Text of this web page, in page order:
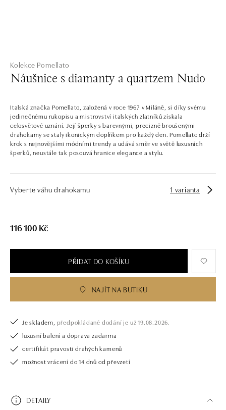
Kolekce Pomellato
Náušnice s diamanty a quartzem Nudo
Italská značka Pomellato, založená v roce 1967 v Miláně, si díky svému
jedinečnému rukopisu a mistrovství italských zlatníků získala
celosvětové uznání. Její šperky s barevnými, precizně broušenými
drahokamy se staly ikonickým doplňkem pro každý den. Pomellato drží
krok s nejnovějšími módními trendy a udává směr ve světě luxusních
šperků, neustále tak posouvá hranice elegance a stylu.
Vyberte váhu drahokamu 1 varianta
116 100 Kč
PŘIDAT DO KOŠÍKU
NAJÍT NA BUTIKU
Je skladem, předpokládané dodání je už 19.08.2026.
luxusní balení a doprava zadarma
certifikát pravosti drahých kamenů
možnost vrácení do 14 dnů od převzetí
DETAILY